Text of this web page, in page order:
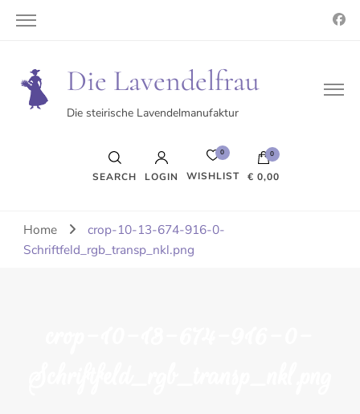
Die Lavendelfrau
Die steirische Lavendelmanufaktur
SEARCH LOGIN
0
WISHLIST
0
€ 0,00
Es befinden sich keine Produkte im Warenkorb.
Home
crop-10-13-674-916-0-
Schriftfeld_rgb_transp_nkl.png